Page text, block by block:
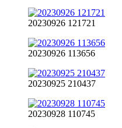
20230926 121721
20230926 113656
20230925 210437
20230928 110745